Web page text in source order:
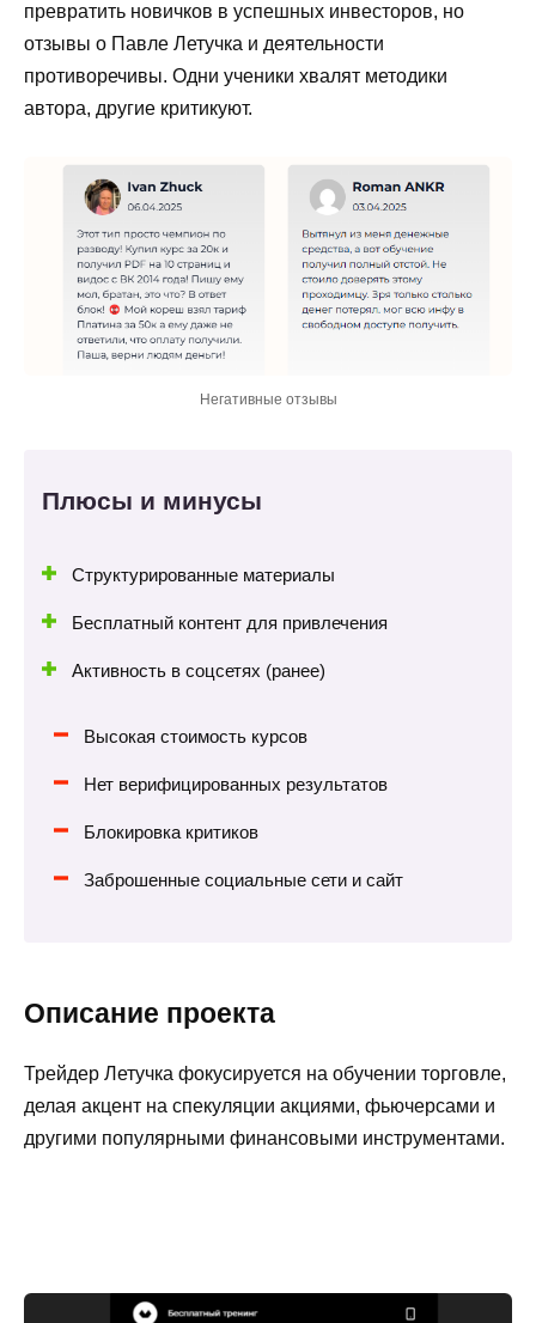
Проблемы и риски
Заключение
превратить новичков в успешных инвесторов, но
отзывы о Павле Летучка и деятельности
противоречивы. Одни ученики хвалят методики
автора, другие критикуют.
Негативные отзывы
Плюсы и минусы
Структурированные материалы
Бесплатный контент для привлечения
Активность в соцсетях (ранее)
Высокая стоимость курсов
Нет верифицированных результатов
Блокировка критиков
Заброшенные социальные сети и сайт
Описание проекта
Трейдер Летучка фокусируется на обучении торговле,
делая акцент на спекуляции акциями, фьючерсами и
другими популярными финансовыми инструментами.